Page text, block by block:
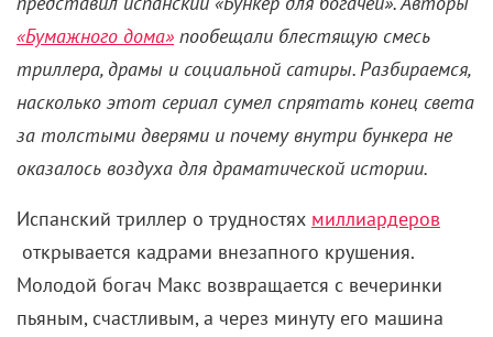
«Бумажного дома» пообещали блестящую смесь
триллера, драмы и социальной сатиры. Разбираемся,
насколько этот сериал сумел спрятать конец света
за толстыми дверями и почему внутри бункера не
оказалось воздуха для драматической истории.
Испанский триллер о трудностях миллиардеров
открывается кадрами внезапного крушения.
Молодой богач Макс возвращается с вечеринки
пьяным, счастливым, а через минуту его машина